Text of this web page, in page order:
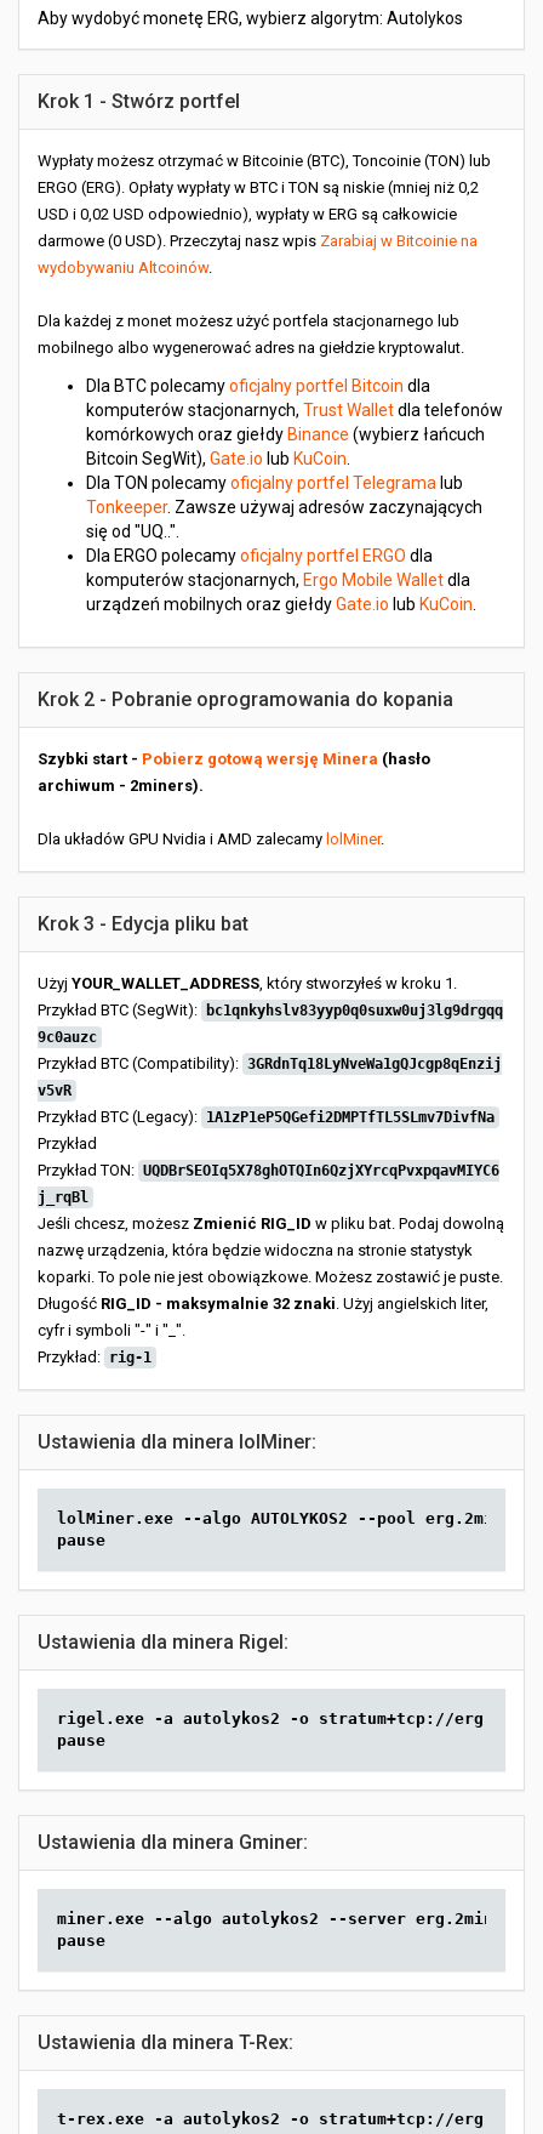
Aby wydobyć monetę ERG, wybierz algorytm: Autolykos
Krok 1 - Stwórz portfel
Wypłaty możesz otrzymać w Bitcoinie (BTC), Toncoinie (TON) lub
ERGO (ERG). Opłaty wypłaty w BTC i TON są niskie (mniej niż 0,2
USD i 0,02 USD odpowiednio), wypłaty w ERG są całkowicie
darmowe (0 USD). Przeczytaj nasz wpis Zarabiaj w Bitcoinie na
wydobywaniu Altcoinów.
Dla każdej z monet możesz użyć portfela stacjonarnego lub
mobilnego albo wygenerować adres na giełdzie kryptowalut.
Dla BTC polecamyoficjalny portfel Bitcoin dla
komputerów stacjonarnych, Trust Walletdla telefonów
komórkowych oraz giełdy Binance (wybierz łańcuch
Bitcoin SegWit), Gate.io lub KuCoin
Dla TON polecamyoficjalny portfel Telegrama lub
Tonkeeper. Zawsze używaj adresów zaczynających
się od "UQ..".
Dla ERGO polecamyoficjalny portfel ERGO dla
komputerów stacjonarnych, Ergo Mobile Walletdla
urządzeń mobilnych oraz giełdyGate.io lub KuCoin
Krok 2 - Pobranie oprogramowania do kopania
Szybki start - Pobierz gotową wersję Minera (hasło
archiwum - 2miners).
Dla układów GPU Nvidia i AMD zalecamy lolMiner.
Krok 3 - Edycja pliku bat
Użyj YOUR_WALLET_ADDRESS, który stworzyłeś w kroku 1.
Przykład BTC (SegWit):
bc1qnkyhslv83yyp0q0suxw0uj3lg9drgqq
9c0auzc
Przykład BTC (Compatibility): 3GRdnTq18LyNveWa1gQJcgp8qEnzij
v5vR
Przykład BTC (Legacy): 1A1zP1eP5QGefi2DMPTfTL5SLmv7DivfNa
Przykład
Przykład TON: UQDBrSEOIq5X78ghOTQIn6QzjXYrcqPvxpqavMIYC6
j_rqBl
Jeśli chcesz, możesz Zmienić RIG_ID w pliku bat. Podaj dowolną
nazwę urządzenia, która będzie widoczna na stronie statystyk
koparki. To pole nie jest obowiązkowe. Możesz zostawić je puste.
Długość RIG_ID - maksymalnie 32 znaki. Użyj angielskich liter,
cyfr i symboli "-" i "_".
Przykład: rig-1
Ustawienia dla minera lolMiner:
lolMiner.exe --algo AUTOLYKOS2 --pool
pause
Ustawienia dla minera Rigel:
rigel.exe -a autolykos2 -o stratum+tcp://
pause
Ustawienia dla minera Gminer:
miner.exe --algo autolykos2 --server
pause
Ustawienia dla minera T-Rex:
t-rex.exe -a autolykos2 -o stratum+tcp://